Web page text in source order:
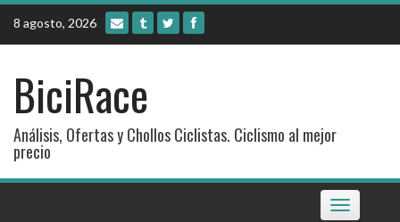
Skip
content
8 agosto, 2026
BiciRace
Análisis, Ofertas y Chollos Ciclistas. Ciclismo al mejor
precio
Toggle
navigation